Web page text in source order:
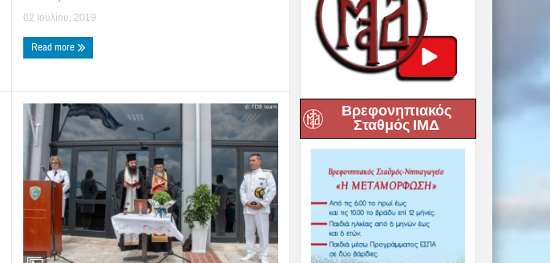
02 Ιουλίου, 2019
Read more
Βρεφονηπιακός
Σταθμός ΙΜΔ